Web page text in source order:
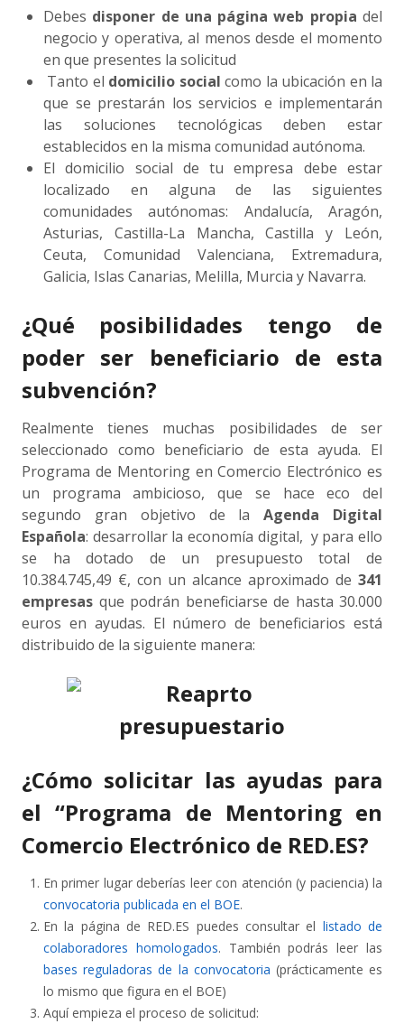
Debes disponer de una página web propia del
negocio y operativa, al menos desde el momento
en que presentes la solicitud
Tanto el domicilio social como la ubicación en la
que se prestarán los servicios e implementarán
las soluciones tecnológicas deben estar
establecidos en la misma comunidad autónoma.
El domicilio social de tu empresa debe estar
localizado en alguna de las siguientes
comunidades autónomas: Andalucía, Aragón,
Asturias, Castilla-La Mancha, Castilla y León,
Ceuta, Comunidad Valenciana, Extremadura,
Galicia, Islas Canarias, Melilla, Murcia y Navarra.
¿Qué posibilidades tengo de
poder ser beneficiario de esta
subvención?
Realmente tienes muchas posibilidades de ser
seleccionado como beneficiario de esta ayuda. El
Programa de Mentoring en Comercio Electrónico es
un programa ambicioso, que se hace eco del
segundo gran objetivo de laAgenda Digital
Española: desarrollar la economía digital, y para ello
se ha dotado de un presupuesto total de
10.384.745,49 €, con un alcance aproximado de 341
empresas que podrán beneficiarse de hasta 30.000
euros en ayudas. El número de beneficiarios está
distribuido de la siguiente manera:
¿Cómo solicitar las ayudas para
el “Programa de Mentoring en
Comercio Electrónico de RED.ES?
En primer lugar deberías leer con atención (y paciencia) la
convocatoria publicada en el BOE.
En la página de RED.ES puedes consultar el listado de
colaboradores homologados. También podrás leer las
bases reguladoras de la convocatoria (prácticamente es
lo mismo que figura en el BOE)
Aquí empieza el proceso de solicitud: